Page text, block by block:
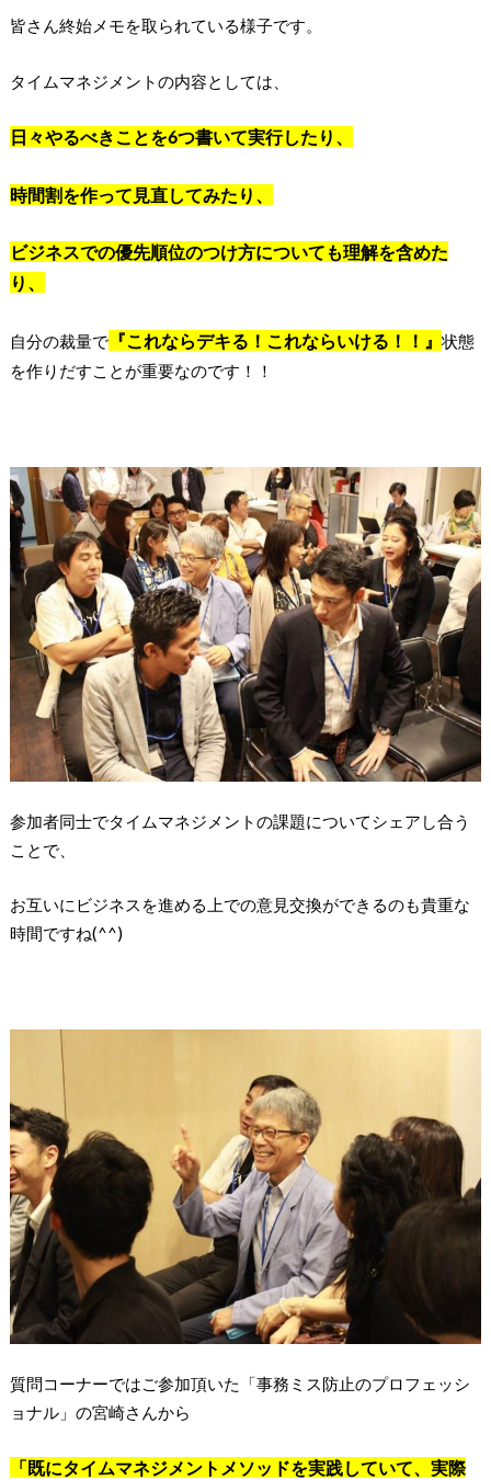
皆さん終始メモを取られている様子です。
タイムマネジメントの内容としては、
日々やるべきことを6つ書いて実行したり、
時間割を作って見直してみたり、
ビジネスでの優先順位のつけ方についても理解を含めた
り、
自分の裁量で『これならデキる！これならいける！！』 状態
を作りだすことが重要なのです！！
参加者同士でタイムマネジメントの課題についてシェアし合う
ことで、
お互いにビジネスを進める上での意見交換ができるのも貴重な
時間ですね(^^)
質問コーナーではご参加頂いた「事務ミス防止のプロフェッシ
ョナル」の宮崎さんから
「既にタイムマネジメントメソッドを実践していて、実際